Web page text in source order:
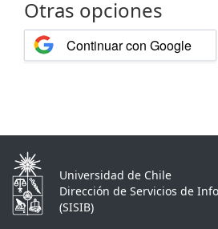
Otras opciones
Continuar con Google
Universidad de Chile
Dirección de Servicios de
(SISIB)